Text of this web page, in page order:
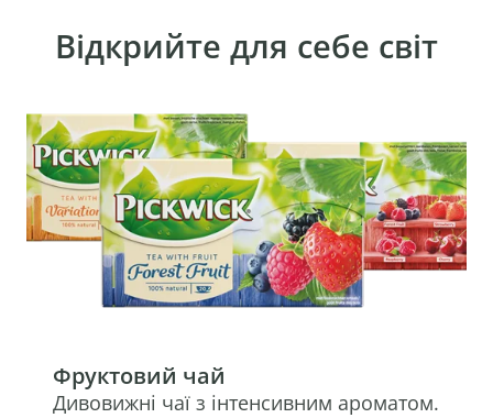
Відкрийте для себе світ
Фруктовий чай
Дивовижні чаї з інтенсивним ароматом.